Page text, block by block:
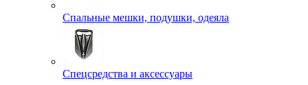
Спальные мешки, подушки, одеяла
Спецсредства и аксессуары